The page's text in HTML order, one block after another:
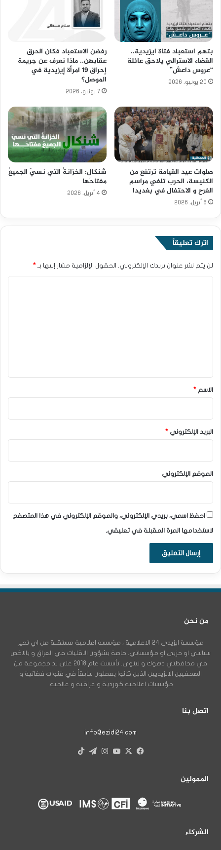
بتهم استعباد فتاة ايزيدية..
القضاء الاسترالي يلاحق عائلة
“عروس داعش”
20 يونيو، 2026
رفضن الاستعباد فكان الحرق
عقابهن.. ماذا نعرف عن جريمة
إحراق 19 امرأة إيزيدية في
الموصل؟
7 يونيو، 2026
صلوات عيد القيامة ترتفع من
الكنيسة، الحرب تلغي مراسم
الفرح و الاحتفال في بغديدا
6 أبريل، 2026
​شنكال: الخزانةُ التي نسيَ الجميعُ
مفتاحَها
4 أبريل، 2026
اترك تعليقاً
لن يتم نشر عنوان بريدك الإلكتروني. الحقول الإلزامية مشار إليها بـ *
*الاسم *
البريد الإلكتروني *
الموقع الإلكتروني
احفظ اسمي، بريدي الإلكتروني، والموقع الإلكتروني في هذا المتصفح
لاستخدامها المرة المقبلة في تعليقي.
من نحن
مؤسسة ايزيدي 24 الاعلامية ، مؤسسة اعلامية مستقلة من اي تحيز
سياسي او حزبي او مؤسساتي. خاصة بشؤون الاقليات في العراق و بالاخص
في محافظتي دهوك و نينوى. تأسست عام 2018 على يد مجموعة من
الصحفيين الايزيديين الذين كانوا يعملون سابقاً في قنوات فضائية و
مؤسسات اعلامية كوردية و عراقية و عالمية.
اتصل بنا
info@ezidi24.com
فيسبوك
X يوتيوبانستقرام
تيلقرام
الممولين
الشركاء